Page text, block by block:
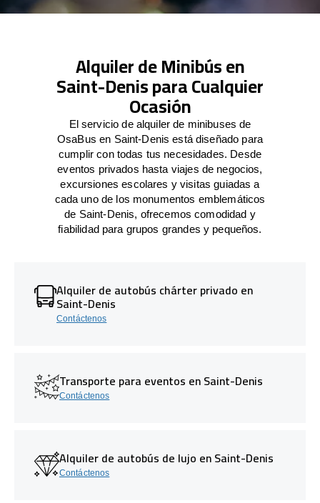
Alquiler de Minibús en
Saint-Denis para Cualquier
Ocasión
El servicio de alquiler de minibuses de
OsaBus en Saint-Denis está diseñado para
cumplir con todas tus necesidades. Desde
eventos privados hasta viajes de negocios,
excursiones escolares y visitas guiadas a
cada uno de los monumentos emblemáticos
de Saint-Denis, ofrecemos comodidad y
fiabilidad para grupos grandes y pequeños.
Alquiler de autobús chárter privado en
Saint-Denis
Contáctenos
Transporte para eventos en Saint-Denis
Contáctenos
Alquiler de autobús de lujo en Saint-Denis
Contáctenos